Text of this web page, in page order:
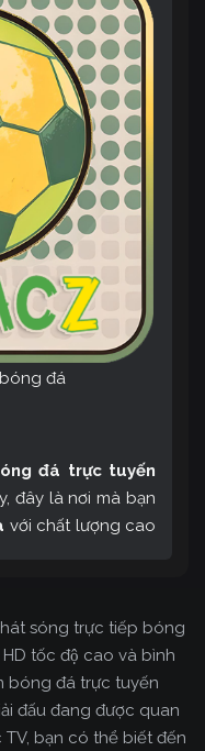
đá
đá trực tuyến
đây là nơi mà bạn
với chất lượng cao
ngày.
sóng trực tiếp bóng
tốc độ cao và bình
bóng đá trực tuyến
đấu đang được quan
TV, bạn có thể biết đến